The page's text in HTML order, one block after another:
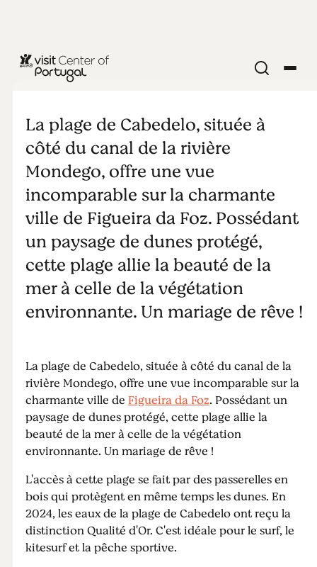
PLAGES & SURF
Cabedelo
La plage de Cabedelo, située à
côté du canal de la rivière
Mondego, offre une vue
incomparable sur la charmante
ville de Figueira da Foz. Possédant
un paysage de dunes protégé,
cette plage allie la beauté de la
mer à celle de la végétation
environnante. Un mariage de rêve !
La plage de Cabedelo, située à côté du canal de la
rivière Mondego, offre une vue incomparable sur la
charmante ville deFigueira da Foz. Possédant un
paysage de dunes protégé, cette plage allie la
beauté de la mer à celle de la végétation
environnante. Un mariage de rêve !
L'accès à cette plage se fait par des passerelles en
bois qui protègent en même temps les dunes. En
2024, les eaux de la plage de Cabedelo ont reçu la
distinction Qualité d'Or. C'est idéale pour le surf, le
kitesurf et la pêche sportive.